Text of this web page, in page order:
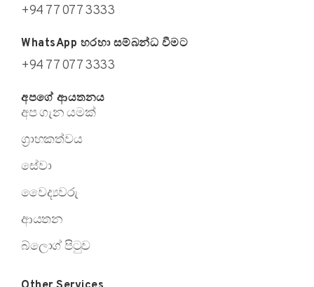
+94 77 077 3333
WhatsApp හරහා සම්බන්ධ වීමට
+94 77 077 3333
අපගේ ආයතනය
අප ගැන යමක්
ග්‍රාහකත්වය
සේවා
වෛද්‍යවරු
ආයතන
බ්ලොග් පිටුව